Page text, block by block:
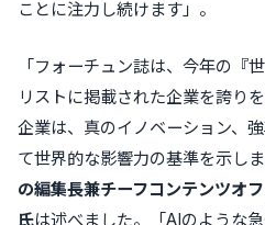
ことに注力し続けます」。
「フォーチュン誌は、今年の『
リストに掲載された企業を誇り
企業は、真のイノベーション、
て世界的な影響力の基準を示しま
の編集長兼チーフコンテンツ
氏は述べました。「AIのような